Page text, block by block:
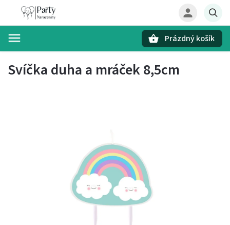
Prázdný košík
Svíčka duha a mráček 8,5cm